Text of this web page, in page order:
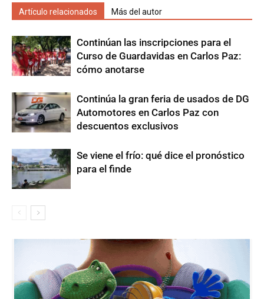
Artículo relacionados Más del autor
Continúan las inscripciones para el
Curso de Guardavidas en Carlos Paz:
cómo anotarse
Continúa la gran feria de usados de DG
Automotores en Carlos Paz con
descuentos exclusivos
Se viene el frío: qué dice el pronóstico
para el finde